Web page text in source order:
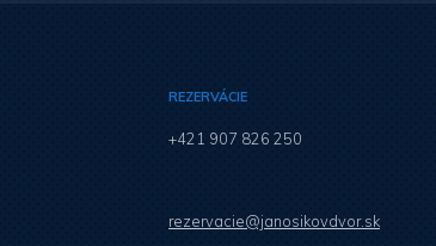
REZERVÁCIE
+421 907 826 250
rezervacie@janosikovdvor.sk